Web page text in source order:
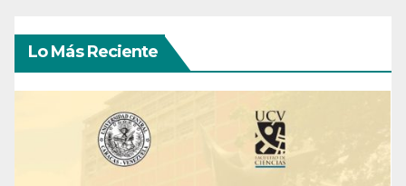
Lo Más Reciente